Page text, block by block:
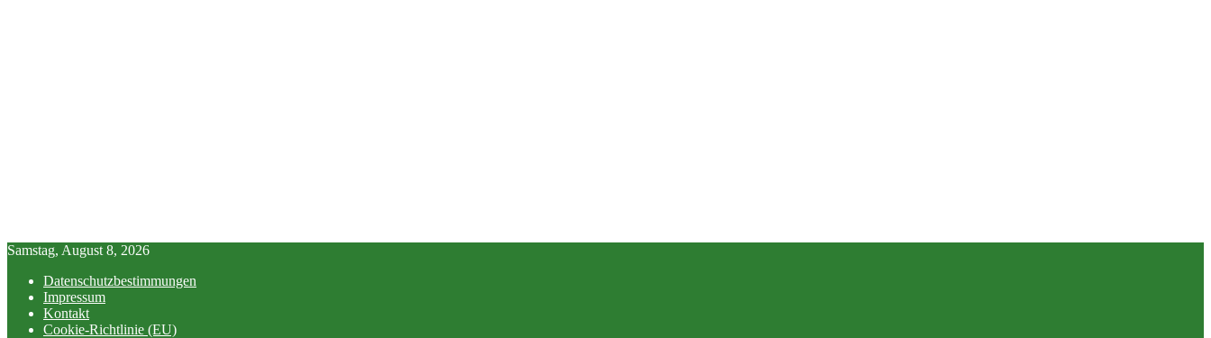
Samstag, August 8, 2026
Datenschutzbestimmungen
Impressum
Kontakt
Cookie-Richtlinie (EU)